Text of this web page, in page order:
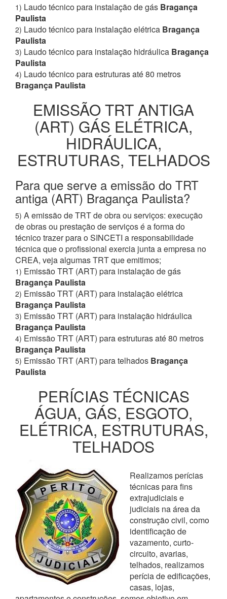
1) Laudo técnico para instalação de gás Bragança
Paulista
2) Laudo técnico para instalação elétrica Bragança
Paulista
3) Laudo técnico para instalação hidráulica Bragança
Paulista
4) Laudo técnico para estruturas até 80 metros
Bragança Paulista
EMISSÃO TRT ANTIGA
(ART) GÁS ELÉTRICA,
HIDRÁULICA,
ESTRUTURAS, TELHADOS
Para que serve a emissão do TRT
antiga (ART) Bragança Paulista?
5) A emissão de TRT de obra ou serviços: execução
de obras ou prestação de serviços é a forma do
técnico trazer para o SINCETI a responsabilidade
técnica que o profissional exercia junta a empresa no
CREA, veja algumas TRT que emitimos;
1) Emissão TRT (ART) para instalação de gás
Bragança Paulista
2) Emissão TRT (ART) para instalação elétrica
Bragança Paulista
3) Emissão TRT (ART) para instalação hidráulica
Bragança Paulista
4) Emissão TRT (ART) para estruturas até 80 metros
Bragança Paulista
5) Emissão TRT (ART) para telhados Bragança
Paulista
PERÍCIAS TÉCNICAS
ÁGUA, GÁS, ESGOTO,
ELÉTRICA, ESTRUTURAS,
TELHADOS
Realizamos perícias
técnicas para fins
extrajudiciais e
judiciais na área da
construção civil, como
identificação de
vazamento, curto-
circuito, avarias,
telhados, realizamos
perícia de edificações,
casas, lojas,